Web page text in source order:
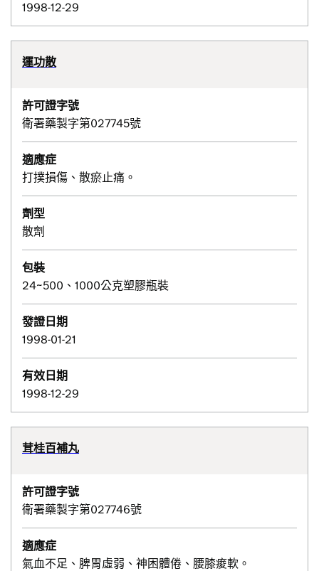
1998-12-29
運功散
許可證字號
衛署藥製字第027745號
適應症
打撲損傷、散瘀止痛。
劑型
散劑
包裝
24~500、1000公克塑膠瓶裝
發證日期
1998-01-21
有效日期
1998-12-29
茸桂百補丸
許可證字號
衛署藥製字第027746號
適應症
氣血不足、脾胃虛弱、神困體倦、腰膝痠軟。